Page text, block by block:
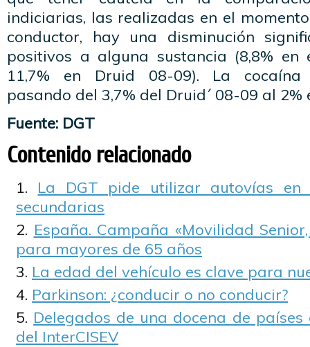
indiciarias, las realizadas en el
conductor, hay una disminución
positivos a alguna sustancia (8,8% en
11,7% en Druid 08-09). La cocaína
pasando del 3,7% del Druid´ 08-09 al 2%
Fuente: DGT
Contenido relacionado
La DGT pide utilizar autovías en
secundarias
España. Campaña «Movilidad
para mayores de 65 años
La edad del vehículo es clave para
Parkinson: ¿conducir o no conducir?
Delegados de una docena de
del InterCISEV